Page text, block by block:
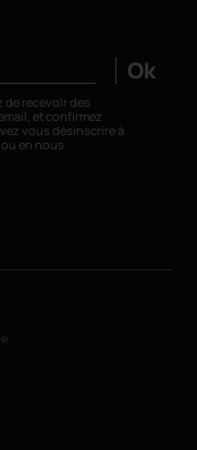
Ok
de recevoir des
et confirmez
vous désinscrire à
en nous